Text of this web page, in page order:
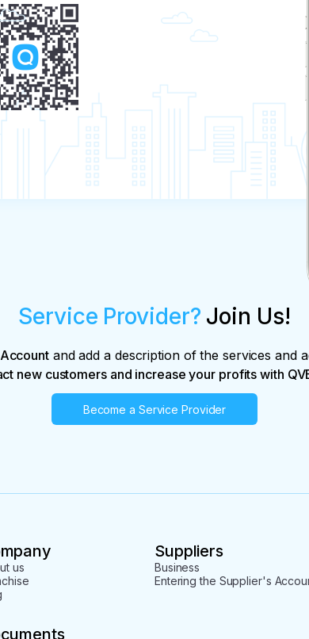
Service Provider? Join Us!
and add a description of the services and
new customers and increase your profits with
Become a Service Provider
us
Suppliers
Business
Entering the Supplier's